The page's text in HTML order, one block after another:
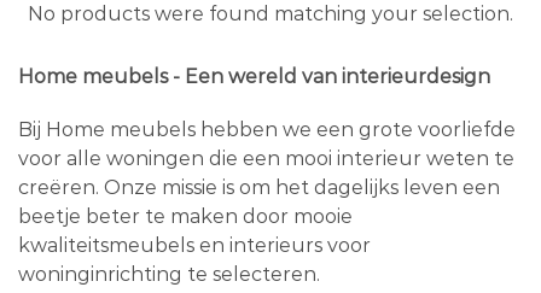
No products were found matching your selection.
Home meubels - Een wereld van interieurdesign
Bij Home meubels hebben we een grote voorliefde
voor alle woningen die een mooi interieur weten te
creëren. Onze missie is om het dagelijks leven een
beetje beter te maken door mooie
kwaliteitsmeubels en interieurs voor
woninginrichting te selecteren.